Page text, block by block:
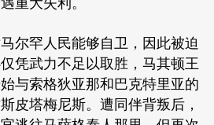
尔罕人民能够自卫，因此被迫
凭武力不足以取胜，马其顿王
与索格狄亚那和巴克特里亚的
皮塔梅尼斯。遭同伴背叛后，